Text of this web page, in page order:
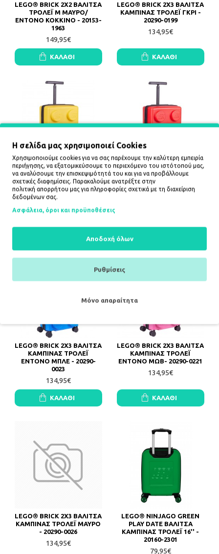
LEGO® BRICK 2X2 ΒΑΛΙΤΣΑ
ΤΡΟΛΕΪ M ΜΑΥΡΟ/
ΕΝΤΟΝΟ ΚΟΚΚΙΝΟ - 20153-
1963
149,95€
ΚΑΛΆΘΙ
LEGO® BRICK 2X3 ΒΑΛΙΤΣΑ
ΚΑΜΠΙΝΑΣ ΤΡΟΛΕΪ ΓΚΡΙ -
20290-0199
134,95€
ΚΑΛΆΘΙ
LEGO® BRICK 2X3 ΒΑΛΙΤΣΑ
ΚΑΜΠΙΝΑΣ ΤΡΟΛΕΪ
ΕΝΤΟΝΟ ΚΙΤΡΙΝΟ- 20290-
0024
134,95€
ΚΑΛΆΘΙ
LEGO® BRICK 2X3 ΒΑΛΙΤΣΑ
ΚΑΜΠΙΝΑΣ ΤΡΟΛΕΪ
ΕΝΤΟΝΟ ΚΟΚΚΙΝΟ- 20290-
ΚΑΛΆΘΙ
LEGO® BRICK 2X3 ΒΑΛΙΤΣΑ
ΚΑΜΠΙΝΑΣ ΤΡΟΛΕΪ
ΕΝΤΟΝΟ ΜΠΛΕ - 20290-
0023
134,95€
ΚΑΛΆΘΙ
LEGO® BRICK 2X3 ΒΑΛΙΤΣΑ
ΚΑΜΠΙΝΑΣ ΤΡΟΛΕΪ
ΕΝΤΟΝΟ ΜΩΒ- 20290-0221
134,95€
ΚΑΛΆΘΙ
LEGO® BRICK 2X3 ΒΑΛΙΤΣΑ
ΚΑΜΠΙΝΑΣ ΤΡΟΛΕΪ ΜΑΥΡΟ
- 20290-0026
134,95€
LEGO® NINJAGO GREEN
PLAY DATE ΒΑΛΙΤΣΑ
ΚΑΜΠΙΝΑΣ ΤΡΟΛΕΪ 16'' -
20160-2301
79,95€
Η σελίδα μας χρησιμοποιεί Cookies
Χρησιμοποιούμε cookies για να σας παρέχουμε την καλύτερη εμπειρία
περιήγησης, να εξατομικεύσουμε το περιεχόμενο του ιστότοπού μας,
να αναλύσουμε την επισκεψιμότητά του και για να προβάλλουμε
σχετικές διαφημίσεις. Παρακαλούμε ανατρέξτε στην
πολιτική απορρήτου μας για πληροφορίες σχετικά με τη διαχείριση
δεδομένων σας.
Ασφάλεια, όροι και προϋποθέσεις
Αποδοχή όλων
Ρυθμίσεις
Μόνο απαραίτητα